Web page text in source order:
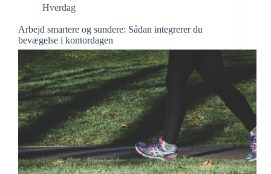
Hverdag
Arbejd smartere og sundere: Sådan integrerer du
bevægelse i kontordagen